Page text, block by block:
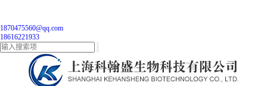
1870475560@qq.com
18616221933